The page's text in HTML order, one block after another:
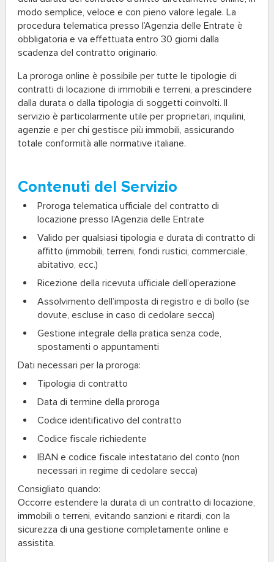
modo semplice, veloce e con pieno valore legale. La
procedura telematica presso l’Agenzia delle Entrate è
obbligatoria e va effettuata entro 30 giorni dalla
scadenza del contratto originario.
La proroga online è possibile per tutte le tipologie di
contratti di locazione di immobili e terreni, a prescindere
dalla durata o dalla tipologia di soggetti coinvolti. Il
servizio è particolarmente utile per proprietari, inquilini,
agenzie e per chi gestisce più immobili, assicurando
totale conformità alle normative italiane.
Contenuti del Servizio
Proroga telematica ufficiale del contratto di
locazione presso l’Agenzia delle Entrate
Valido per qualsiasi tipologia e durata di contratto di
affitto (immobili, terreni, fondi rustici, commerciale,
abitativo, ecc.)
Ricezione della ricevuta ufficiale dell’operazione
Assolvimento dell’imposta di registro e di bollo (se
dovute, escluse in caso di cedolare secca)
Gestione integrale della pratica senza code,
spostamenti o appuntamenti
Dati necessari per la proroga:
Tipologia di contratto
Data di termine della proroga
Codice identificativo del contratto
Codice fiscale richiedente
IBAN e codice fiscale intestatario del conto (non
necessari in regime di cedolare secca)
Consigliato quando:
Occorre estendere la durata di un contratto di locazione,
immobili o terreni, evitando sanzioni e ritardi, con la
sicurezza di una gestione completamente online e
assistita.